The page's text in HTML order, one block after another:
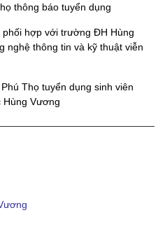
thông báo tuyển dụng
phối hợp với trường ĐH Hùng
nghệ thông tin và kỹ thuật viễn
Thọ tuyển dụng sinh viên
Hùng Vương